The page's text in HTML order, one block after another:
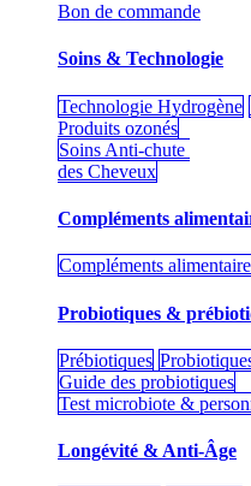
Bon de commande
Soins & Technologie
Technologie Hydrogène
Produits ozonés
Soins Anti-chute
des Cheveux
Compléments
Compléments
Probiotiques &
Prébiotiques
Guide des probiotiques
Test microbiote &
Longévité & Anti-Âge